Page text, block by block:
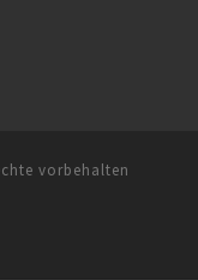
vorbehalten